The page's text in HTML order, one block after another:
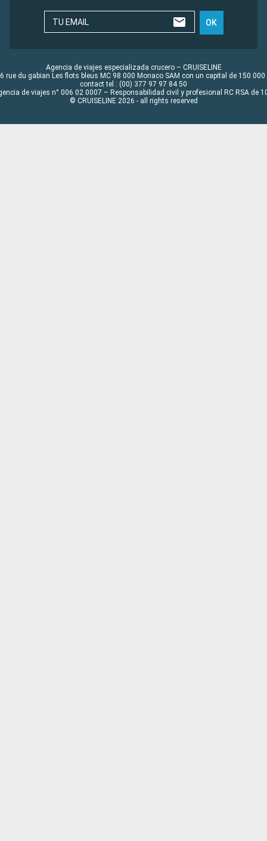
TU EMAIL OK
Agencia de viajes especializada crucero – CRUISELINE
rue du gabian Les flots bleus MC 98 000 Monaco SAM con un capital de 150 000
contact tel : (00) 377 97 97 84 50
de viajes n° 006 02 0007 – Responsabilidad civil y profesional RC RSA de
© CRUISELINE 2026 - all rights reserved